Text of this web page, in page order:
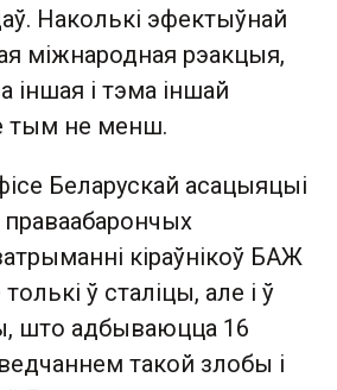
Наколькі эфектыўнай
міжнародная рэакцыя,
іншая і тэма іншай
тым не менш.
Беларускай асацыяцыі
праваабарончых
кіраўнікоў БАЖ
ў сталіцы, але і ў
што адбываюцца 16
такой злобы і